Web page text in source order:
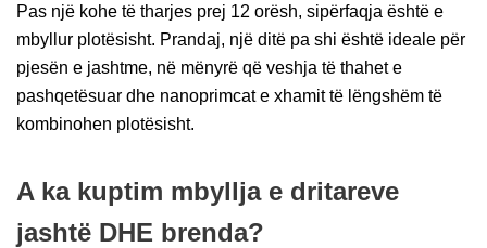
Pas një kohe të tharjes prej 12 orësh, sipërfaqja është e
mbyllur plotësisht. Prandaj, një ditë pa shi është ideale për
pjesën e jashtme, në mënyrë që veshja të thahet e
pashqetësuar dhe nanoprimcat e xhamit të lëngshëm të
kombinohen plotësisht.
A ka kuptim mbyllja e dritareve
jashtë DHE brenda?